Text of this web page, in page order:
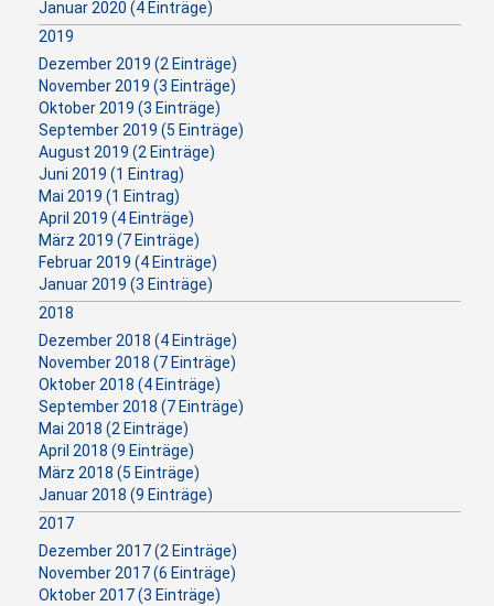
Januar 2020 (4 Einträge)
2019
Dezember 2019 (2 Einträge)
November 2019 (3 Einträge)
Oktober 2019 (3 Einträge)
September 2019 (5 Einträge)
August 2019 (2 Einträge)
Juni 2019 (1 Eintrag)
Mai 2019 (1 Eintrag)
April 2019 (4 Einträge)
März 2019 (7 Einträge)
Februar 2019 (4 Einträge)
Januar 2019 (3 Einträge)
2018
Dezember 2018 (4 Einträge)
November 2018 (7 Einträge)
Oktober 2018 (4 Einträge)
September 2018 (7 Einträge)
Mai 2018 (2 Einträge)
April 2018 (9 Einträge)
März 2018 (5 Einträge)
Januar 2018 (9 Einträge)
2017
Dezember 2017 (2 Einträge)
November 2017 (6 Einträge)
Oktober 2017 (3 Einträge)